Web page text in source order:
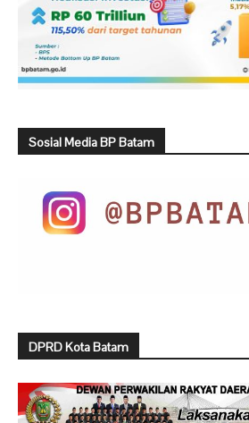
Sosial Media BP Batam
DPRD Kota Batam